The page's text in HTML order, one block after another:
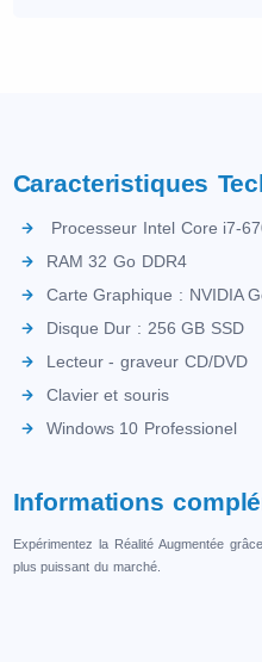
Caracteristiques
Processeur Intel Core i7-
RAM 32 Go DDR4
Carte Graphique : NVIDIA
Disque Dur : 256 GB SSD
Lecteur - graveur CD/DVD
Clavier et souris
Windows 10 Professionel
Informations
Expérimentez la Réalité Augmentée
plus puissant du marché.